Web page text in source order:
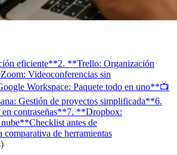
eficiente**2. **Trello: Organización
Videoconferencias sin
Workspace: Paquete todo en uno**📺
Gestión de proyectos simplificada**6.
contraseñas**7. **Dropbox:
nube**Checklist antes de
comparativa de herramientas
)